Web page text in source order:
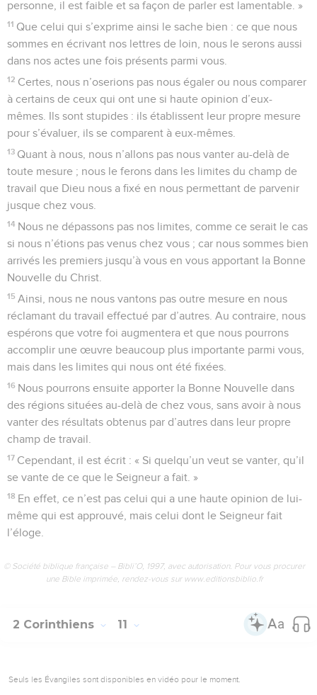
personne, il est faible et sa façon de parler est lamentable. »
11 Que celui qui s’exprime ainsi le sache bien : ce que nous
sommes en écrivant nos lettres de loin, nous le serons aussi
dans nos actes une fois présents parmi vous.
12 Certes, nous n’oserions pas nous égaler ou nous comparer
à certains de ceux qui ont une si haute opinion d’eux-
mêmes. Ils sont stupides : ils établissent leur propre mesure
pour s’évaluer, ils se comparent à eux-mêmes.
13 Quant à nous, nous n’allons pas nous vanter au-delà de
toute mesure ; nous le ferons dans les limites du champ de
travail que Dieu nous a fixé en nous permettant de parvenir
jusque chez vous.
14 Nous ne dépassons pas nos limites, comme ce serait le cas
si nous n’étions pas venus chez vous ; car nous sommes bien
arrivés les premiers jusqu’à vous en vous apportant la Bonne
Nouvelle du Christ.
15 Ainsi, nous ne nous vantons pas outre mesure en nous
réclamant du travail effectué par d’autres. Au contraire, nous
espérons que votre foi augmentera et que nous pourrons
accomplir une œuvre beaucoup plus importante parmi vous,
mais dans les limites qui nous ont été fixées.
16 Nous pourrons ensuite apporter la Bonne Nouvelle dans
des régions situées au-delà de chez vous, sans avoir à nous
vanter des résultats obtenus par d’autres dans leur propre
champ de travail.
17 Cependant, il est écrit : « Si quelqu’un veut se vanter, qu’il
se vante de ce que le Seigneur a fait. »
18 En effet, ce n’est pas celui qui a une haute opinion de lui-
même qui est approuvé, mais celui dont le Seigneur fait
l’éloge.
© Société biblique française – Bibli’O, 1997, avec autorisation. Pour vous procurer
une Bible imprimée, rendez-vous sur www.editionsbiblio.fr
2 Corinthiens 11
Seuls les Évangiles sont disponibles en vidéo pour le moment.